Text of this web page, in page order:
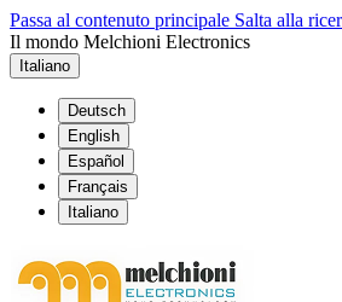
Passa al contenuto principale Salta alla
Il mondo Melchioni Electronics
Italiano
Deutsch
English
Español
Français
Italiano